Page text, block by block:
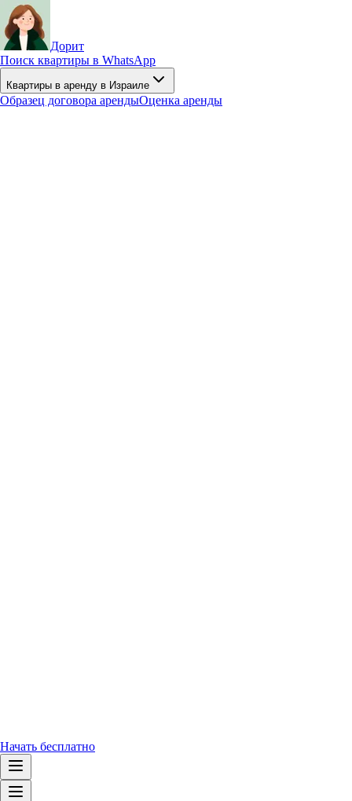
Дорит
Поиск квартиры в WhatsApp
Квартиры в аренду в Израиле
Образец договора арендыОценка аренды
Начать бесплатно